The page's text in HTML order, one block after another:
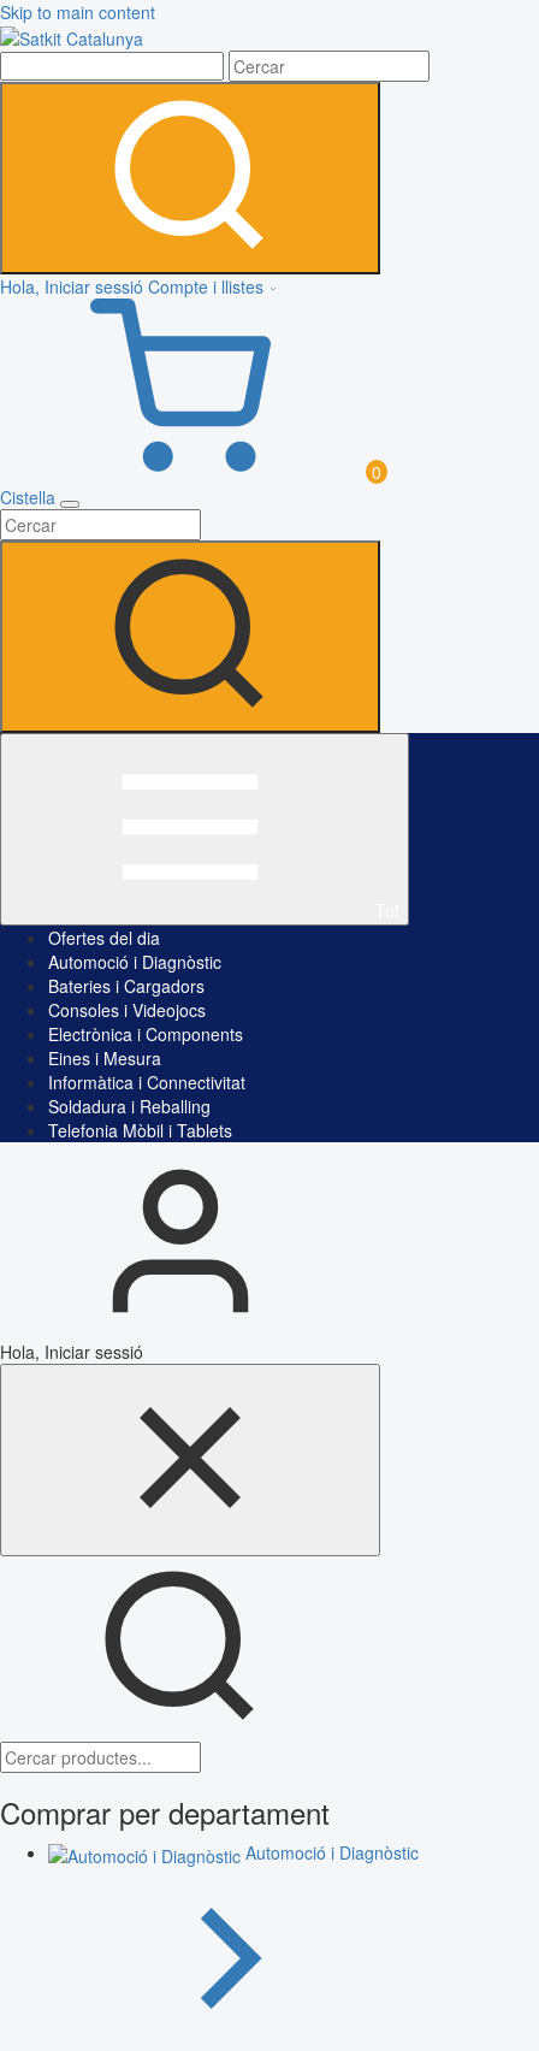
Skip to main content
Hola, Iniciar sessió Compte i llistes
0
Cistella
Ofertes del dia
Automoció i Diagnòstic
Bateries i Cargadors
Consoles i Videojocs
Electrònica i Components
Eines i Mesura
Informàtica i Connectivitat
Soldadura i Reballing
Telefonia Mòbil i Tablets
Hola, Iniciar sessió
Comprar per departament
Automoció i Diagnòstic